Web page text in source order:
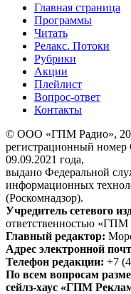
Главная страница
Программы
Читать
Релакс. Потоки
Рубрики
Акции
Плейлист
Вопрос-ответ
Контакты
© ООО «ГПМ Радио»,
регистрационный
09.09.2021 года,
выдано Федеральной
информационных
(Роскомнадзор).
Учредитель сетевого
ответственностью «ГПМ
Главный редактор:
Адрес электронной
Телефон редакции: +7
По всем вопросам
сейлз-хаус «ГПМ